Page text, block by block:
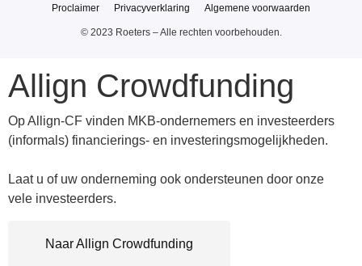
© 2023 Roeters – Alle rechten voorbehouden.
Proclaimer Privacyverklaring Algemene voorwaarden
Allign Crowdfunding
Op Allign-CF vinden MKB-ondernemers en investeerders
(informals) financierings- en investeringsmogelijkheden.
Laat u of uw onderneming ook ondersteunen door onze
vele investeerders.
Naar Allign Crowdfunding